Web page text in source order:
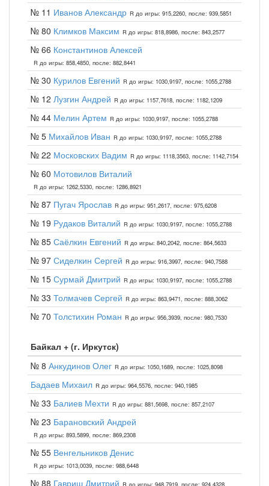
№ 11 Иванов Александр R до игры: 915,2260, после: 939,5851
№ 80 Климков Максим R до игры: 818,8986, после: 843,2577
№ 66 Константинов Алексей
R до игры: 858,4850, после: 882,8441
№ 30 Курилов Евгений R до игры: 1030,9197, после: 1055,2788
№ 12 Лузгин Андрей R до игры: 1157,7618, после: 1182,1209
№ 44 Мелин Артем R до игры: 1030,9197, после: 1055,2788
№ 5 Михайлов Иван R до игры: 1030,9197, после: 1055,2788
№ 22 Московских Вадим R до игры: 1118,3563, после: 1142,7154
№ 60 Мотовилов Виталий
R до игры: 1262,5330, после: 1286,8921
№ 87 Пугач Ярослав R до игры: 951,2617, после: 975,6208
№ 19 Рудаков Виталий R до игры: 1030,9197, после: 1055,2788
№ 85 Саёлкин Евгений R до игры: 840,2042, после: 864,5633
№ 97 Сиделкин Сергей R до игры: 916,3997, после: 940,7588
№ 15 Сурмай Дмитрий R до игры: 1030,9197, после: 1055,2788
№ 33 Толмачев Сергей R до игры: 863,9471, после: 888,3062
№ 70 Толстихин Роман R до игры: 956,3939, после: 980,7530
Байкал + (г. Иркутск)
№ 8 Анкудинов Олег R до игры: 1050,1689, после: 1025,8098
Бадаев Михаил R до игры: 964,5576, после: 940,1985
№ 33 Балиев Мехти R до игры: 881,5698, после: 857,2107
№ 23 Барановский Андрей
R до игры: 893,5899, после: 869,2308
№ 55 Венгельников Денис
R до игры: 1013,0039, после: 988,6448
№ 88 Гавриш Дмитрий R до игры: 948,7919, после: 924,4328